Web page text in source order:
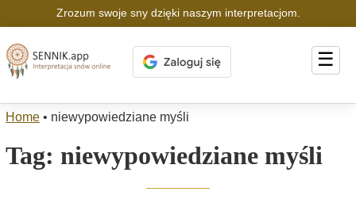
Zrozum swoje sny dzięki naszym interpretacjom.
☰
Home • niewypowiedziane myśli
Tag: niewypowiedziane myśli